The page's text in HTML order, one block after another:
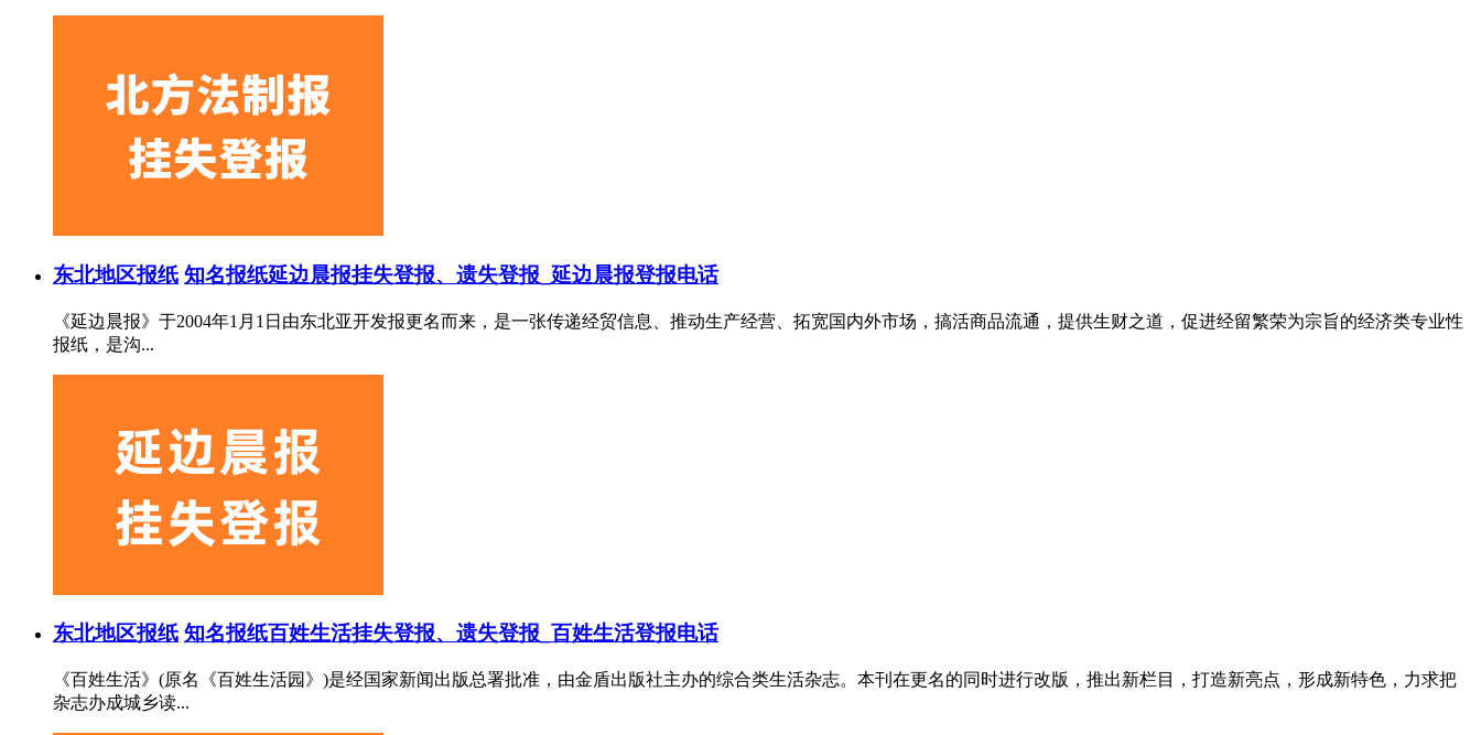
东北地区报纸 知名报纸延边晨报挂失登报、遗失登报_延边晨报登报电话
《延边晨报》于2004年1月1日由东北亚开发报更名而来，是一张传递经贸信息、推动生产经营、拓宽国内外市场，搞活商品流通，提供生财之道，促进经留繁荣为宗旨的经济类专业性
报纸，是沟...
东北地区报纸 知名报纸百姓生活挂失登报、遗失登报_百姓生活登报电话
《百姓生活》(原名《百姓生活园》)是经国家新闻出版总署批准，由金盾出版社主办的综合类生活杂志。本刊在更名的同时进行改版，推出新栏目，打造新亮点，形成新特色，力求把
杂志办成城乡读...